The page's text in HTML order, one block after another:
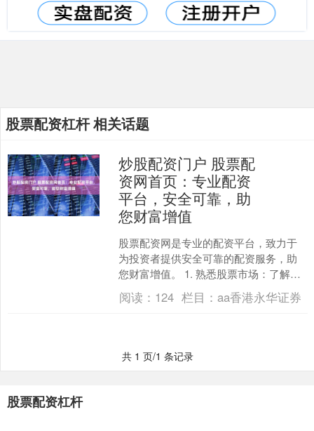
股票配资杠杆 相关话题
炒股配资门户 股票配
资网首页：专业配资
平台，安全可靠，助
您财富增值
股票配资网是专业的配资平台，致力于
为投资者提供安全可靠的配资服务，助
您财富增值。 1. 熟悉股票市场：了解市
场的基本知识，包括股票交易规则、市
场趋势等。可以通过....
阅读： 124 栏目：aa香港永华证券
共 1 页/1 条记录
股票配资杠杆